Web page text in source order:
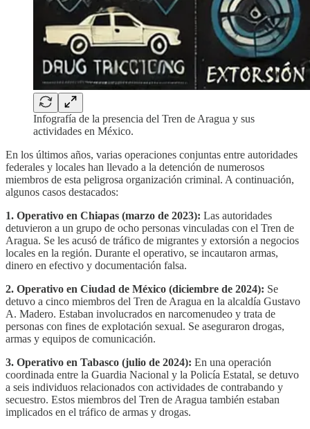
Infografía de la presencia del Tren de Aragua y sus
actividades en México.
En los últimos años, varias operaciones conjuntas entre autoridades
federales y locales han llevado a la detención de numerosos
miembros de esta peligrosa organización criminal. A continuación,
algunos casos destacados:
1. Operativo en Chiapas (marzo de 2023): Las autoridades
detuvieron a un grupo de ocho personas vinculadas con el Tren de
Aragua. Se les acusó de tráfico de migrantes y extorsión a negocios
locales en la región. Durante el operativo, se incautaron armas,
dinero en efectivo y documentación falsa.
2. Operativo en Ciudad de México (diciembre de 2024): Se
detuvo a cinco miembros del Tren de Aragua en la alcaldía Gustavo
A. Madero. Estaban involucrados en narcomenudeo y trata de
personas con fines de explotación sexual. Se aseguraron drogas,
armas y equipos de comunicación.
3. Operativo en Tabasco (julio de 2024): En una operación
coordinada entre la Guardia Nacional y la Policía Estatal, se detuvo
a seis individuos relacionados con actividades de contrabando y
secuestro. Estos miembros del Tren de Aragua también estaban
implicados en el tráfico de armas y drogas.